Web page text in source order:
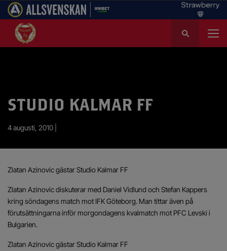
k
STUDIO KALMAR FF
4 augusti, 2010 |
Zlatan Azinovic gästar Studio Kalmar FF
Zlatan Azinovic diskuterar med Daniel Vidlund och Stefan Kappers
kring söndagens match mot IFK Göteborg. Man tittar även på
förutsättningarna inför morgondagens kvalmatch mot PFC Levski i
Bulgarien.
Zlatan Azinovic gästar Studio Kalmar FF